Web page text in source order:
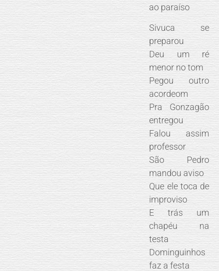
ao paraíso
Sivuca se
preparou
Deu um ré
menor no tom
Pegou outro
acordeom
Pra Gonzagão
entregou
Falou assim
professor
São Pedro
mandou aviso
Que ele toca de
improviso
E trás um
chapéu na
testa
Dominguinhos
faz a festa